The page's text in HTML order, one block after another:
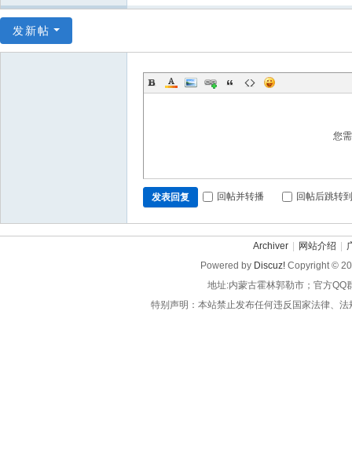
发新帖
您
发表回复 回帖并转播 回帖后跳转
Archiver 网站介绍
Powered by Discuz! Copyright ©
地址:内蒙古霍林郭勒市；官方QQ
特别声明：本站禁止发布任何违反国家法律、